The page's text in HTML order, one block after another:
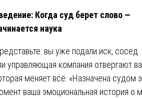
Когда суд берет слово —
наука
вы уже подали иск, сосед
управляющая компания отвергают
меняет всё: «Назначена судом
ваша эмоциональная история о